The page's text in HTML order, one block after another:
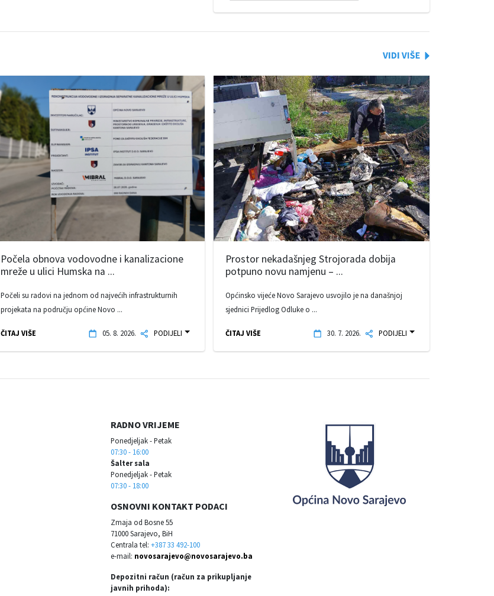
Počela obnova vodovodne i kanalizacione
mreže u ulici Humska na ...
Počeli su radovi na jednom od najvećih infrastrukturnih
projekata na području općine Novo ...
ČITAJ VIŠE 05. 8. 2026. PODIJELI
Prostor nekadašnjeg Strojorada dobija
potpuno novu namjenu – ...
Općinsko vijeće Novo Sarajevo usvojilo je na današnjoj
sjednici Prijedlog Odluke o ...
ČITAJ VIŠE 30. 7. 2026. PODIJELI
RADNO VRIJEME
Ponedjeljak - Petak
07:30 - 16:00
Šalter sala
Ponedjeljak - Petak
07:30 - 18:00
OSNOVNI KONTAKT PODACI
Zmaja od Bosne 55
71000 Sarajevo, BiH
Centrala tel: +387 33 492-100
e-mail: novosarajevo@novosarajevo.ba
Depozitni račun (račun za prikupljanje
javnih prihoda):